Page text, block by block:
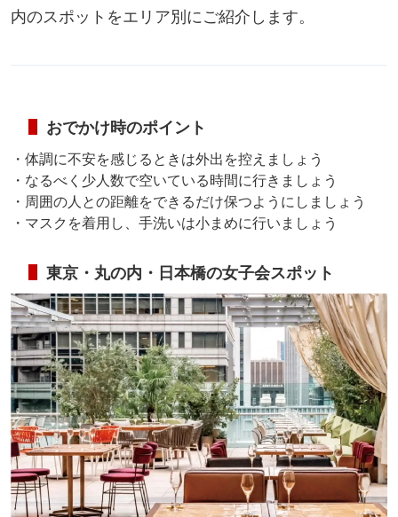
内のスポットをエリア別にご紹介します。
おでかけ時のポイント
・体調に不安を感じるときは外出を控えましょう
・なるべく少人数で空いている時間に行きましょう
・周囲の人との距離をできるだけ保つようにしましょう
・マスクを着用し、手洗いは小まめに行いましょう
東京・丸の内・日本橋の女子会スポット